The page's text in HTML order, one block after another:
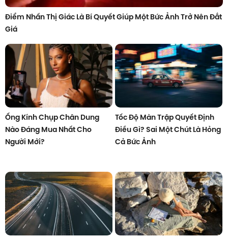
Điểm Nhấn Thị Giác Là Bí Quyết Giúp Một Bức Ảnh Trở Nên Đắt
Giá
Ống Kính Chụp Chân Dung
Nào Đáng Mua Nhất Cho
Người Mới?
Tốc Độ Màn Trập Quyết Định
Điều Gì? Sai Một Chút Là Hỏng
Cả Bức Ảnh